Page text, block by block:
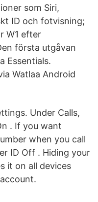
som Siri,
ID och fotvisning;
W1 efter
första utgåvan
Essentials.
Watlaa Android
Under Calls,
. If you want
when you call
ID Off . Hiding your
it on all devices